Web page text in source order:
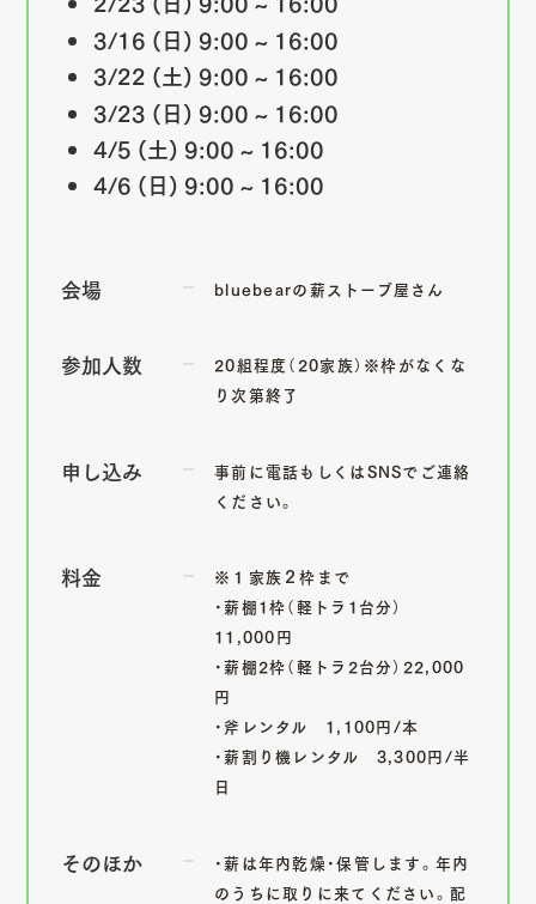
3/16 (日) 9:00 ~ 16:00
3/22 (土) 9:00 ~ 16:00
3/23 (日) 9:00 ~ 16:00
4/5 (土) 9:00 ~ 16:00
4/6 (日) 9:00 ~ 16:00
会場 bluebearの薪ストーブ屋さん
参加人数
20組程度（20家族）※枠がなくな
り次第終了
申し込み
事前に電話もしくはSNSでご連絡
ください。
料金
※１家族２枠まで
・薪棚1枠（軽トラ1台分）
11,000円
・薪棚2枠（軽トラ2台分）22,000
円
・斧レンタル 1,100円/本
・薪割り機レンタル 3,300円/半
日
そのほか
・薪は年内乾燥・保管します。年内
のうちに取りに来てください。配